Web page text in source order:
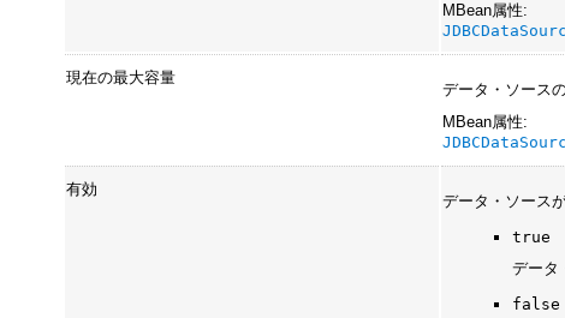
MBean属性:
現在の最大容量
データ・ソース
MBean属性:
有効
データ・ソース
true
データ
false